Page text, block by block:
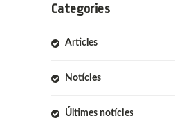
Categories
Articles
Notícies
Últimes notícies